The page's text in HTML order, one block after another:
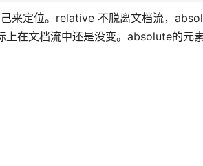
来定位。relative 不脱离文档流，
在文档流中还是没变。absolute的元